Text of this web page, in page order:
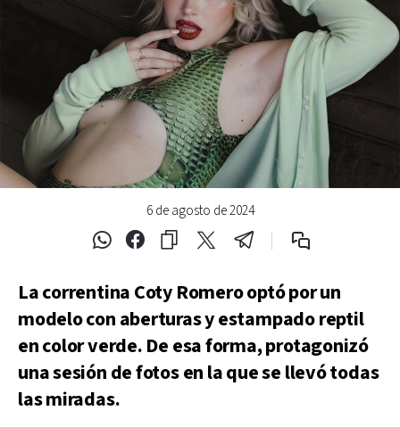
6 de agosto de 2024
La correntina Coty Romero optó por un
modelo con aberturas y estampado reptil
en color verde. De esa forma, protagonizó
una sesión de fotos en la que se llevó todas
las miradas.